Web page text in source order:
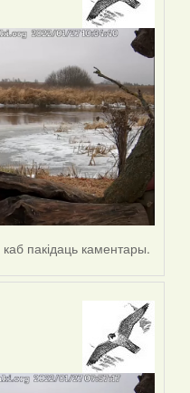
каб пакідаць каментары.